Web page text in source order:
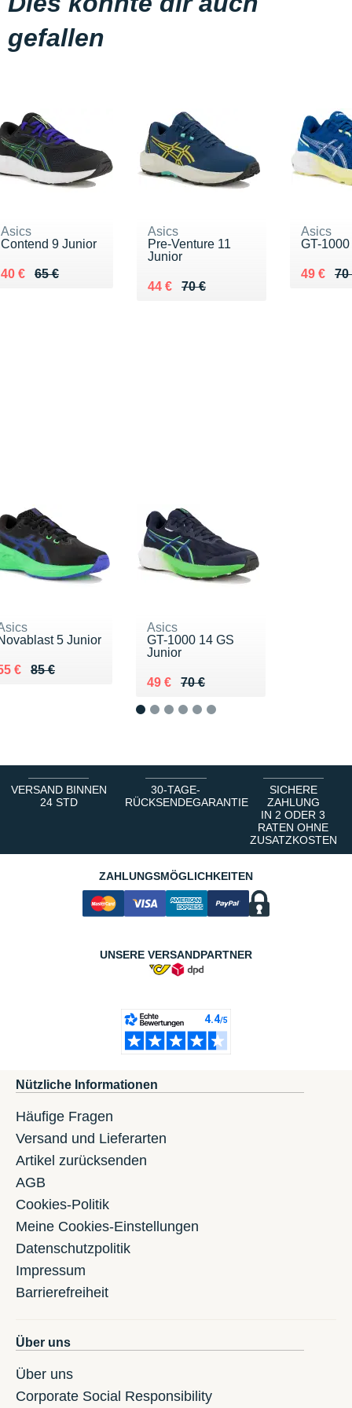
gefallen
Asics
Contend 9 Junior
65 €
Au lieu de 65 €
40 €
Vendu 40 €
Asics
Pre-Venture 11
Junior
70 €
Au lieu de 70 €
44 €
Vendu 44 €
Asics
GT-
70
Au lieu
49 €
Vendu
5 Junior
85 €
lieu de 85 €
€ 55 €
Asics
GT-1000 14 GS
Junior
70 €
Au lieu de 70 €
49 €
Vendu 49 €
VERSAND BINNEN
24 STD
30-TAGE-
RÜCKSENDEGARANTIE
SICHERE
ZAHLUNG
IN 2 ODER 3
RATEN OHNE
ZUSATZKOSTEN
ZAHLUNGSMÖGLICHKEITEN
UNSERE VERSANDPARTNER
Nützliche Informationen
Häufige Fragen
Versand und Lieferarten
Artikel zurücksenden
AGB
Cookies-Politik
Meine Cookies-Einstellungen
Datenschutzpolitik
Impressum
Barrierefreiheit
Über uns
Über uns
Corporate Social Responsibility